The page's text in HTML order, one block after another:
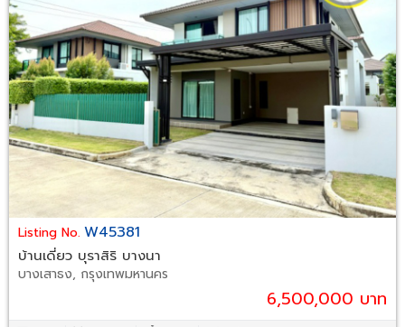
Listing No. W45381
บ้านเดี่ยว บุราสิริ บางนา
บางเสาธง, กรุงเทพมหานคร
6,500,000 บาท